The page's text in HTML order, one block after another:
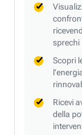
sprechi
Scopri
Ricevi
della